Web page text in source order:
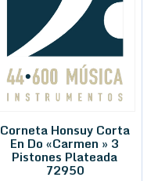
Corneta Honsuy Corta
En Do «Carmen » 3
Pistones Plateada
72950